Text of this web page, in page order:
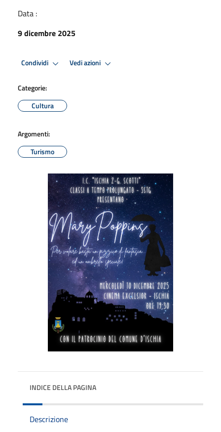
Data :
9 dicembre 2025
Condividi Vedi azioni
Categorie:
Cultura
Argomenti:
Turismo
INDICE DELLA PAGINA
Descrizione